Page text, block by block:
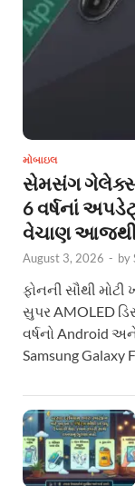
મોબાઇલ
સેમસંગ ગેલેક્સી
6 વર્ષનાં
વેચાણ
August 3, 2026 - by
ફોનની સૌથી
સુપર AMOLED
વર્ષનો Android
Samsung Galaxy